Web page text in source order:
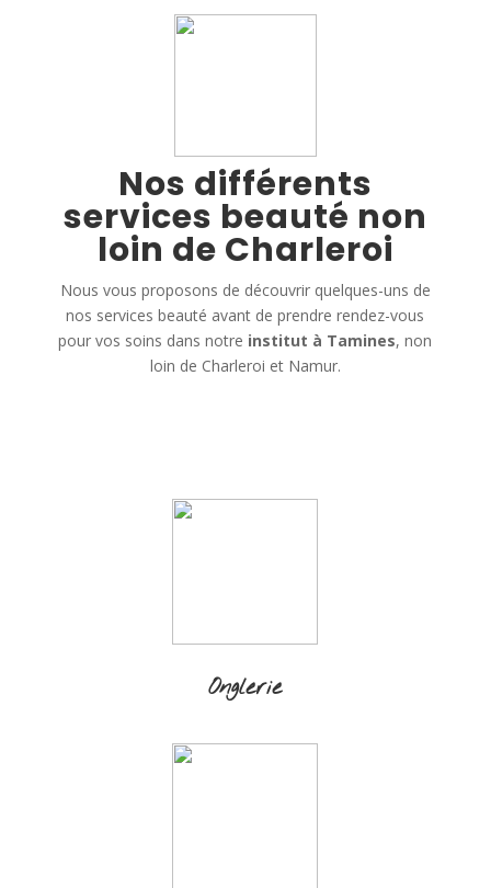
Nos différents
services beauté non
loin de Charleroi
Nous vous proposons de découvrir quelques-uns de
nos services beauté avant de prendre rendez-vous
pour vos soins dans notre institut à Tamines, non
loin de Charleroi et Namur.
Onglerie